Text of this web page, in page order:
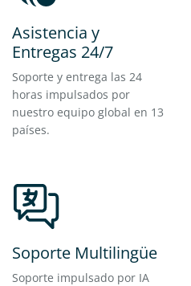
Asistencia y
Entregas 24/7
Soporte y entrega las 24
horas impulsados por
nuestro equipo global en 13
países.
Soporte Multilingüe
Soporte impulsado por IA